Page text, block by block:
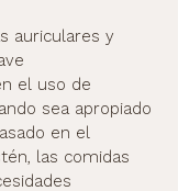
auriculares y
el uso de
sea apropiado
en el
las comidas